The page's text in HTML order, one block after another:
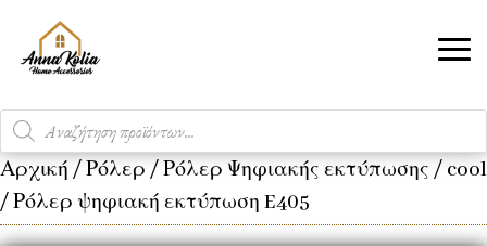
Products
search
Αρχική /Ρόλερ /Ρόλερ Ψηφιακής εκτύπωσης / cool
/ Ρόλερ ψηφιακή εκτύπωση E405